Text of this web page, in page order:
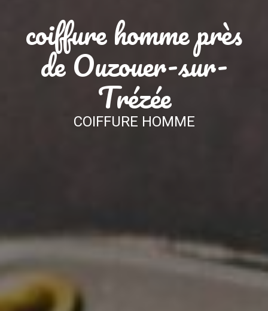
coiffure homme près
de Ouzouer-sur-
Trézée
COIFFURE HOMME